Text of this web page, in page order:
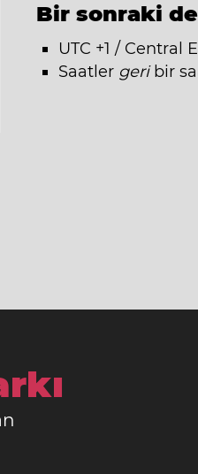
Bir sonraki
UTC +1 / Central
Saatler geribir